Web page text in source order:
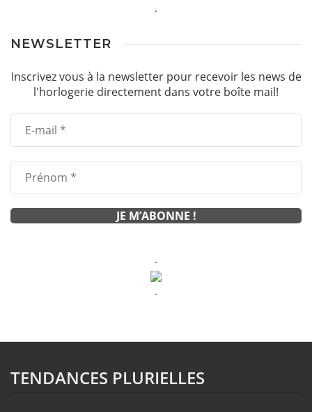
.
NEWSLETTER
Inscrivez vous à la newsletter pour recevoir les news de
l'horlogerie directement dans votre boîte mail!
.
.
TENDANCES PLURIELLES